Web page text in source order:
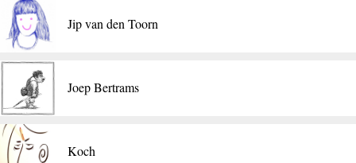
Jip van den Toorn
​Joep Bertrams
Koch